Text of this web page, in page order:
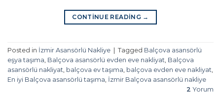
CONTINUE READING →
Posted in İzmir Asansörlü Nakliye Tagged Balçova asansörlü
eşya taşıma, Balçova asansörlü evden eve nakliyat, Balçova
asansörlü nakliyat, balçova ev taşıma, balçova evden eve nakliyat,
En iyi Balçova asansörlü taşıma, İzmir Balçova asansörlü nakliye
2 Yorum